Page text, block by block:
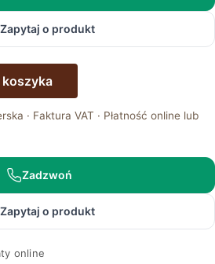
Zapytaj o produkt
koszyka
· Faktura VAT · Płatność online lub
Zadzwoń
Zapytaj o produkt
online